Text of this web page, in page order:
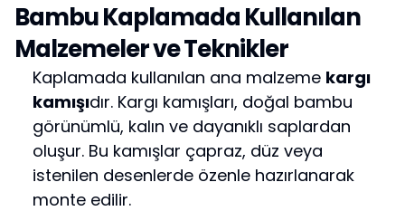
Bambu Kaplamada Kullanılan
Malzemeler ve Teknikler
Kaplamada kullanılan ana malzeme kargı
kamışıdır. Kargı kamışları, doğal bambu
görünümlü, kalın ve dayanıklı saplardan
oluşur. Bu kamışlar çapraz, düz veya
istenilen desenlerde özenle hazırlanarak
monte edilir.